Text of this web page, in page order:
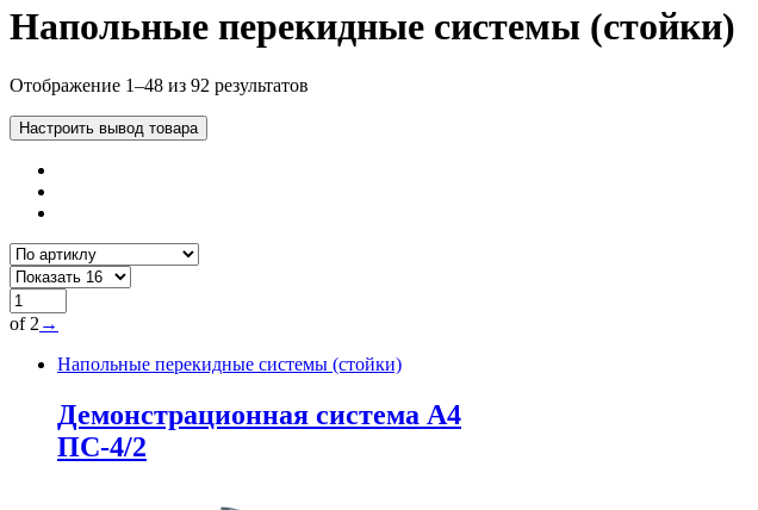
Напольные перекидные системы (стойки)
Отображение 1–48 из 92 результатов
Настроить вывод товара
of 2 →
Напольные перекидные системы (стойки)
Демонстрационная система А4
ПС-4/2